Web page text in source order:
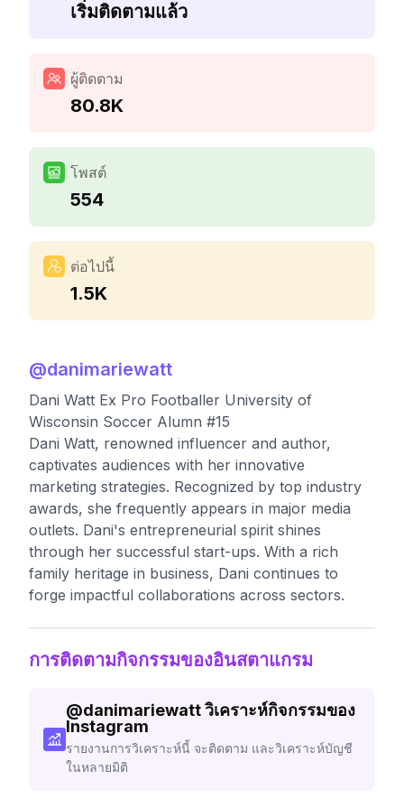
เริ่มติดตามแล้ว
ผู้ติดตาม
80.8K
โพสต์
554
ต่อไปนี้
1.5K
@danimariewatt
Dani Watt Ex Pro Footballer University of
Wisconsin Soccer Alumn #15
Dani Watt, renowned influencer and author,
captivates audiences with her innovative
marketing strategies. Recognized by top industry
awards, she frequently appears in major media
outlets. Dani's entrepreneurial spirit shines
through her successful start-ups. With a rich
family heritage in business, Dani continues to
forge impactful collaborations across sectors.
การติดตามกิจกรรมของอินสตาแกรม
@danimariewattวิเคราะห์กิจกรรมของ
Instagram
รายงานการวิเคราะห์นี้ จะติดตาม และวิเคราะห์บัญชี
ในหลายมิติ